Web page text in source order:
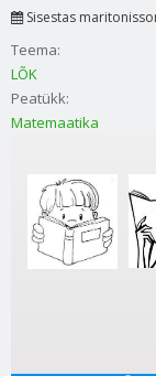
Sisestas
Teema:
LÕK
Peatükk:
Matemaatika